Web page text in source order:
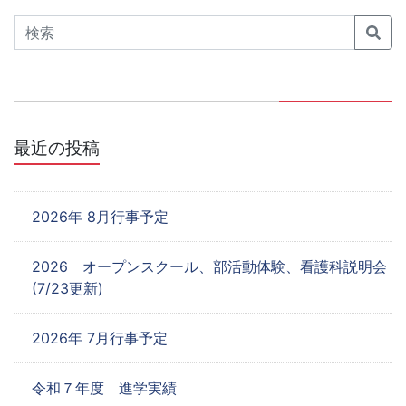
ゲ
ー
シ
ン
Search
最近の投稿
2026年 8月行事予定
2026 オープンスクール、部活動体験、看護科説明会
(7/23更新)
2026年 7月行事予定
令和７年度 進学実績